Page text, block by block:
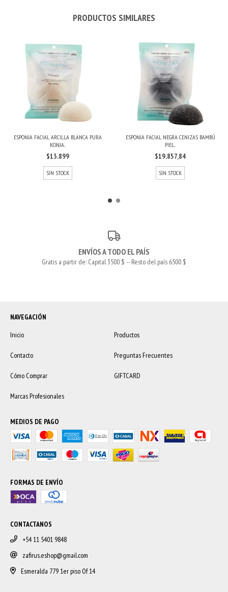
PRODUCTOS SIMILARES
ESPONJA FACIAL ARCILLA BLANCA PURA
KONJA...
$13.899
SIN STOCK
ESPONJA FACIAL NEGRA CENIZAS BAMBÚ
PIEL...
$19.857,84
SIN STOCK
ENVÍOS A TODO EL PAÍS
Gratis a partir de: Capital 3500 $ -- Resto del país 6500 $
NAVEGACIÓN
Inicio
Productos
Contacto Preguntas Frecuentes
Cómo Comprar GIFTCARD
Marcas Profesionales
MEDIOS DE PAGO
FORMAS DE ENVÍO
CONTACTANOS
+54 11 5401 9848
zafirus.eshop@gmail.com
Esmeralda 779 1er piso Of 14